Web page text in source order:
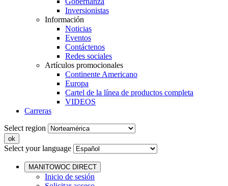
Inversionistas
Información
Noticias
Eventos
Contáctenos
Redes sociales
Artículos promocionales
Continente Americano
Europa
Cartel de la línea de productos completa
VIDEOS
Carreras
Select region
Select your language
MANITOWOC DIRECT
Inicio de sesión